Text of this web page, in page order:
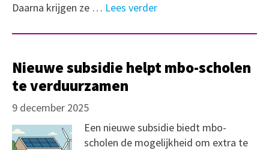
Daarna krijgen ze … Lees verder
Nieuwe subsidie helpt mbo-scholen
te verduurzamen
9 december 2025
Een nieuwe subsidie biedt mbo-
scholen de mogelijkheid om extra te